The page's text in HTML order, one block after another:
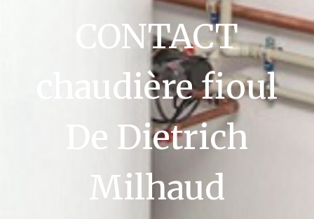
CONTACT
chaudière fioul
De Dietrich
Milhaud